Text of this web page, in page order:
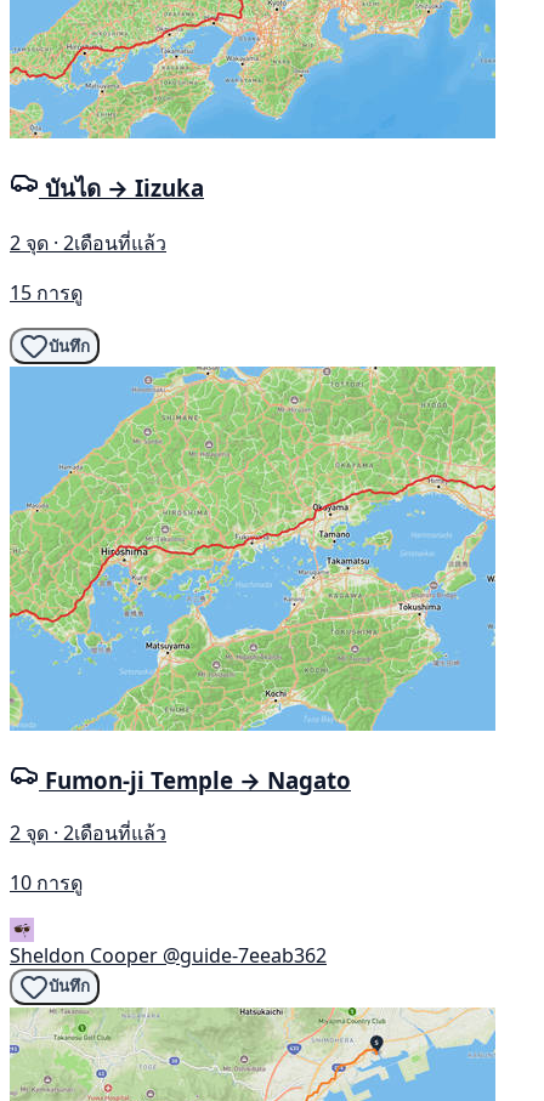
บันได → Iizuka
2 จุด · 2เดือนที่แล้ว
15 การดู
บันทึก
Fumon-ji Temple → Nagato
2 จุด · 2เดือนที่แล้ว
10 การดู
Sheldon Cooper @guide-7eeab362
บันทึก